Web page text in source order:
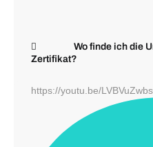
Wo finde ich die
Zertifikat?
https://youtu.be/